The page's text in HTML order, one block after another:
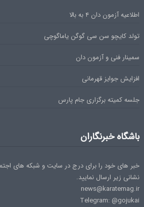
اطلاعیه آزمون دان ۴ به بالا
تولد کایچو سن سی گوگن یاماگوچی
سمینار فنی و آزمون دان
افزایش جوایز قهرمانی
جلسه کمیته برگزاری جام پارس
باشگاه خبرنگاران
خبر های خود را برای درج در سایت و شبکه های
نشانی زیر ارسال نمایید.
news@karatemag.ir
Telegram: @gojukai